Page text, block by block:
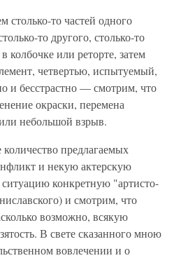
столько-то частей одного
то другого, столько-то
колбочке или реторте, затем
четвертью, испытуемый,
и бесстрастно — смотрим, что
окраски, перемена
небольшой взрыв.
предлагаемых
и некую актерскую
ситуацию конкретную "артисто-
и смотрим, что
возможно, всякую
В свете сказанного мною
вовлечении и о